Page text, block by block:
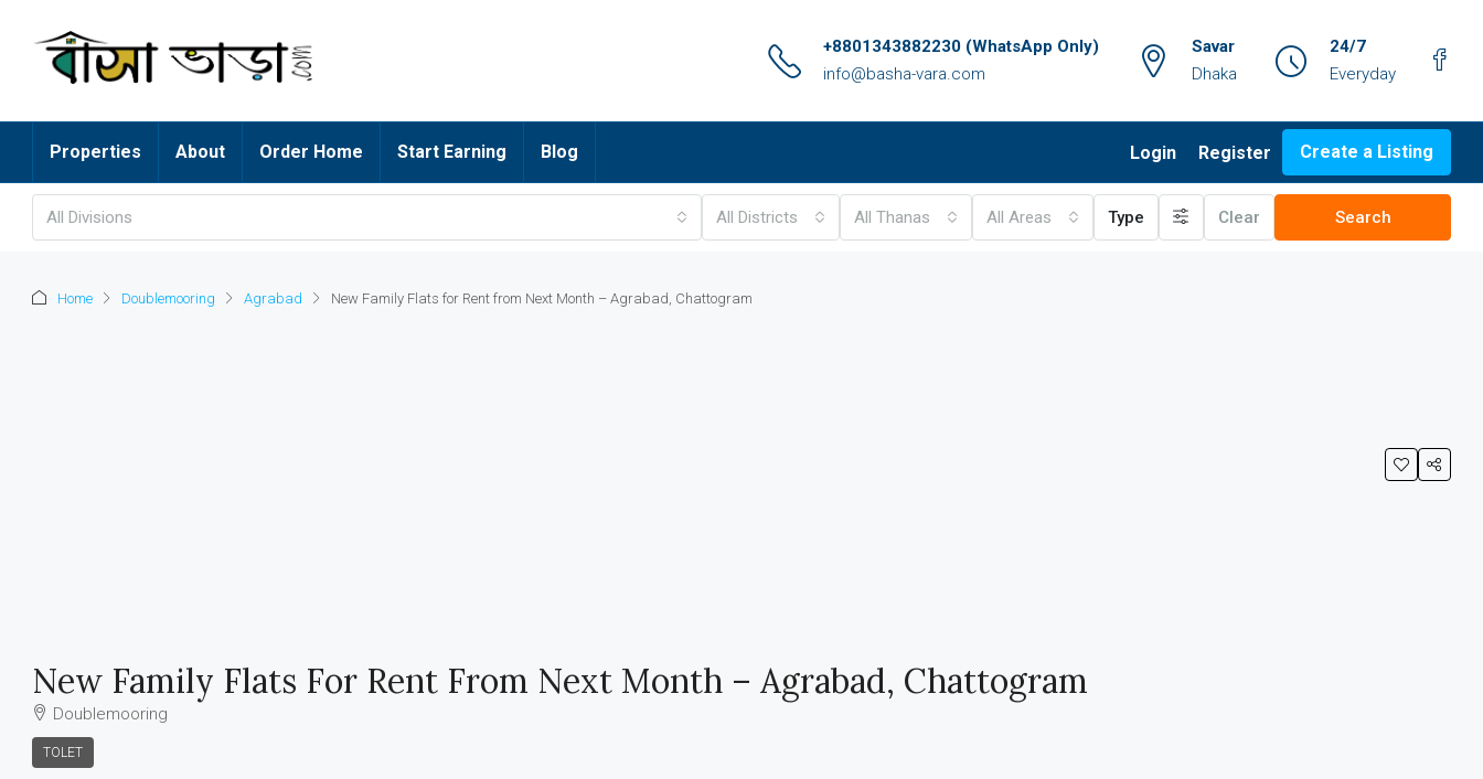
+8801343882230 (WhatsApp Only)
info@basha-vara.com
Savar
Dhaka
24/7
Everyday
Properties About Order Home Start Earning Blog Login Register Create a Listing
All Divisions All Districts All Thanas All Areas Type Clear Search
Home Doublemooring Agrabad New Family Flats for Rent from Next Month – Agrabad, Chattogram
New Family Flats For Rent From Next Month – Agrabad, Chattogram
Doublemooring
TOLET